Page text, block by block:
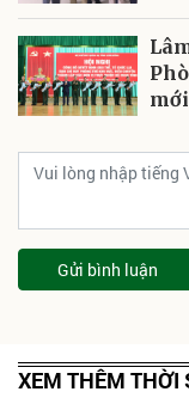
mới
Gửi bình luận
XEM THÊM THỜI